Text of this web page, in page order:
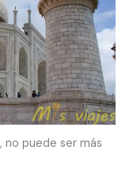
no puede ser más